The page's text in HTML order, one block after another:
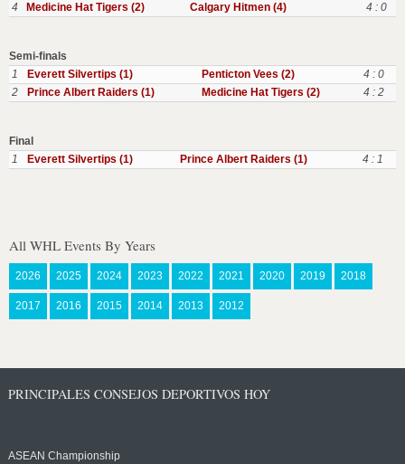
4
Medicine Hat Tigers (2) Calgary Hitmen (4) 4 : 0
Semi-finals
1
Everett Silvertips (1) Penticton Vees (2)
4 : 0
2
Prince Albert Raiders (1) Medicine Hat Tigers (2) 4 : 2
Final
1
Everett Silvertips (1) Prince Albert Raiders (1) 4 : 1
All WHL Events By Years
2026 2025 2024 2023 2022 2021 2020 2019 2018
2017 2016 2015 2014 2013 2012
PRINCIPALES CONSEJOS DEPORTIVOS HOY
ASEAN Championship